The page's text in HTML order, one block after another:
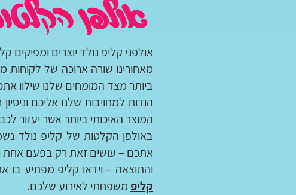
אולפן
אולפני קליפ נולד יוצרים ומפיקים
מאחורינו שורה ארוכה של לקוחות
ביותר מצד המומחים שלנו שילוו
הודות למחויבות שלנו אליכם
המוצר האיכותי ביותר אשר יעזור
באולפן הקלטות של קליפ נולד
אתכם – עושים זאת רק בפעם אחת
והתוצאה – וידאו קליפ מפתיע
קליפ משפחתי לאירוע שלכם.